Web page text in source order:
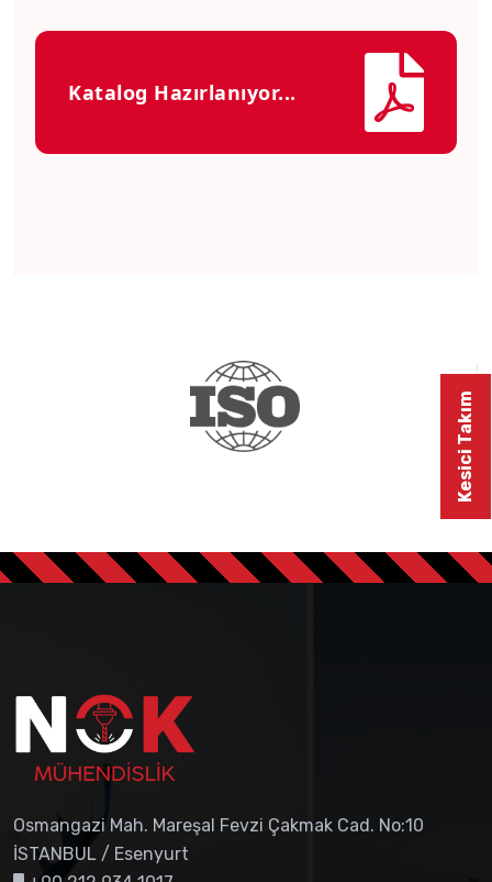
Katalog Hazırlanıyor...
Osmangazi Mah. Mareşal Fevzi Çakmak Cad. No:10
İSTANBUL / Esenyurt
Kesici Takım